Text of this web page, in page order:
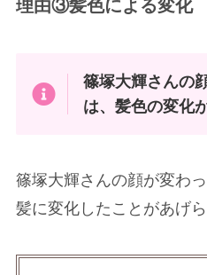
理由③髪色による変化
篠塚大輝さんの
は、髪色の変化
篠塚大輝さんの顔が変わ
髪に変化したことがあげら